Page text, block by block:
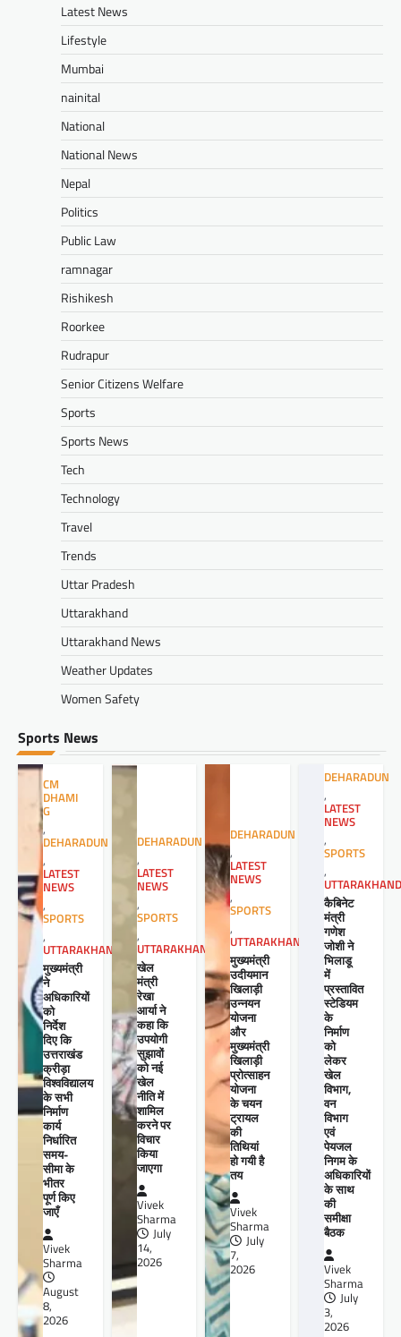
Latest News
Lifestyle
Mumbai
nainital
National
National News
Nepal
Politics
Public Law
ramnagar
Rishikesh
Roorkee
Rudrapur
Senior Citizens Welfare
Sports
Sports News
Tech
Technology
Travel
Trends
Uttar Pradesh
Uttarakhand
Uttarakhand News
Weather Updates
Women Safety
Sports News
CM
DHAMI
G
,
DEHARADUN
,
LATEST
NEWS
,
SPORTS
,
UTTARAKHAND
मुख्यमंत्री
ने
अधिकारियों
को
निर्देश
दिए कि
उत्तराखंड
क्रीड़ा
विश्वविद्यालय
के सभी
निर्माण
कार्य
निर्धारित
समय-
सीमा के
भीतर
पूर्ण किए
जाएँ
Vivek
Sharma
August
8,
2026
DEHARADUN
,
LATEST
NEWS
,
SPORTS
,
UTTARAKHAND
खेल
मंत्री
रेखा
आर्या ने
कहा कि
उपयोगी
सुझावों
को नई
खेल
नीति में
शामिल
करने पर
विचार
किया
जाएगा
Vivek
Sharma
July
14,
2026
DEHARADUN
,
LATEST
NEWS
,
SPORTS
,
UTTARAKHAND
मुख्यमंत्री
उदीयमान
खिलाड़ी
उन्नयन
योजना
और
मुख्यमंत्री
खिलाड़ी
प्रोत्साहन
योजना
के चयन
ट्रायल
की
तिथियां
हो गयी है
तय
Vivek
Sharma
July
7,
2026
DEHARADUN
,
LATEST
NEWS
,
SPORTS
,
UTTARAKHAND
कैबिनेट
मंत्री
गणेश
जोशी ने
भिलाडू
में
प्रस्तावित
स्टेडियम
के
निर्माण
को
लेकर
खेल
विभाग,
वन
विभाग
एवं
पेयजल
निगम के
अधिकारियों
के साथ
की
समीक्षा
बैठक
Vivek
Sharma
July
3,
2026